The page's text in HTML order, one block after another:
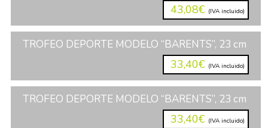
43,08€ (IVA incluido)
TROFEO DEPORTE MODELO “BARENTS”, 23 cm
33,40€ (IVA incluido)
TROFEO DEPORTE MODELO “BARENTS”, 23 cm
33,40€ (IVA incluido)